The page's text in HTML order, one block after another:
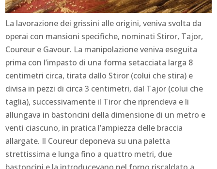
La lavorazione dei grissini alle origini, veniva svolta da
operai con mansioni specifiche, nominati Stiror, Tajor,
Coureur e Gavour. La manipolazione veniva eseguita
prima con l’impasto di una forma setacciata larga 8
centimetri circa, tirata dallo Stiror (colui che stira) e
divisa in pezzi di circa 3 centimetri, dal Tajor (colui che
taglia), successivamente il Tiror che riprendeva e li
allungava in bastoncini della dimensione di un metro e
venti ciascuno, in pratica l’ampiezza delle braccia
allargate. Il Coureur deponeva su una paletta
strettissima e lunga fino a quattro metri, due